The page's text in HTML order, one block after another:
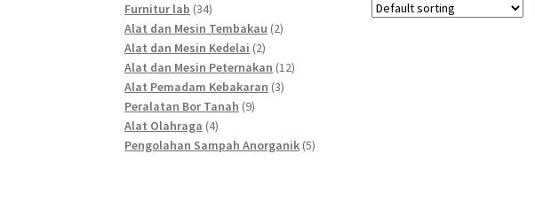
Furnitur lab 3434
products
Alat dan Mesin Tembakau 22
Alat dan Mesin Kedelai 22
products
Alat dan Mesin Peternakan 1212
Alat Pemadam Kebakaran 33
Peralatan Bor Tanah 99
Alat Olahraga 44
products
Pengolahan Sampah Anorganik 55